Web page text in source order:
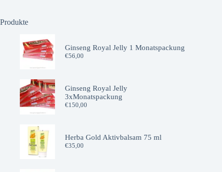
Produkte
Ginseng Royal Jelly 1 Monatspackung
€56,00
Ginseng Royal Jelly
3xMonatspackung
€150,00
Herba Gold Aktivbalsam 75 ml
€35,00